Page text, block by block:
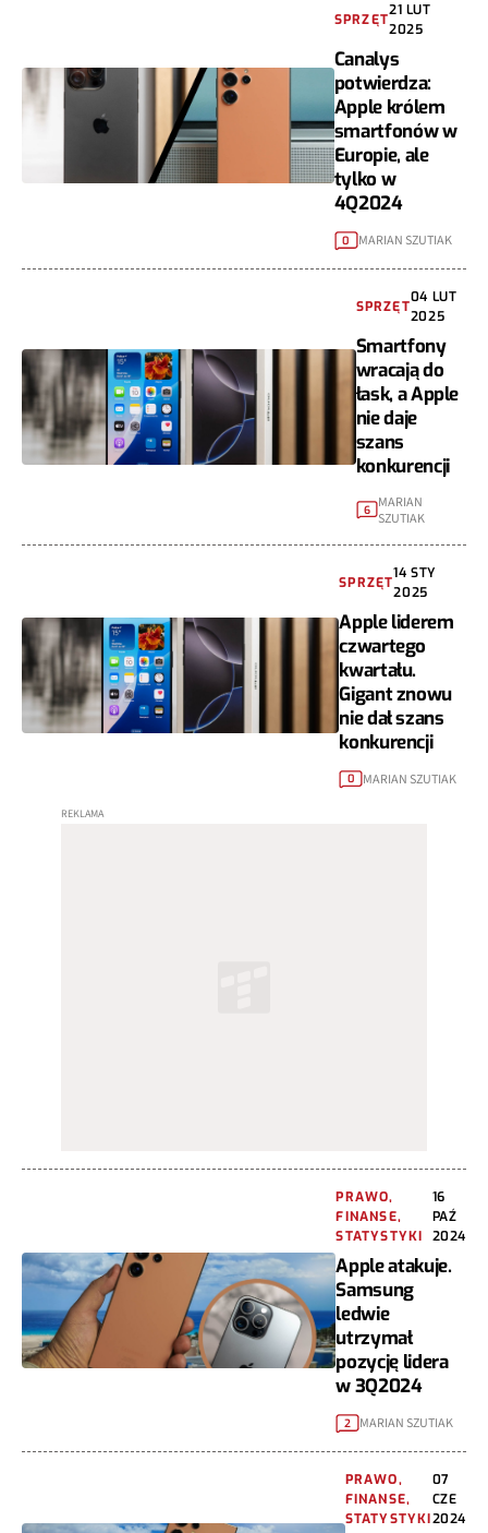
SPRZĘT
21 LUT
2025
Canalys
potwierdza:
Apple królem
smartfonów w
Europie, ale
tylko w
4Q2024
0 MARIAN SZUTIAK
SPRZĘT
04 LUT
2025
Smartfony
wracają do
łask, a Apple
nie daje
szans
konkurencji
6
MARIAN
SZUTIAK
SPRZĘT
14 STY
2025
Apple liderem
czwartego
kwartału.
Gigant znowu
nie dał szans
konkurencji
0 MARIAN SZUTIAK
PRAWO,
FINANSE,
STATYSTYKI
16
PAŹ
2024
Apple atakuje.
Samsung
ledwie
utrzymał
pozycję lidera
w 3Q2024
2 MARIAN SZUTIAK
PRAWO,
FINANSE,
STATYSTYKI
07
CZE
2024